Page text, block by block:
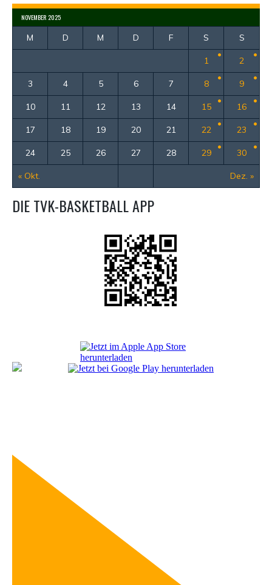
NOVEMBER 2025
M D M D F S S
« Okt. Dez. »
1 2
3 4 5 6 7 8 9
10 11 12 13 14 15 16
17 18 19 20 21 22 23
24 25 26 27 28 29 30
DIE TVK-BASKETBALL APP